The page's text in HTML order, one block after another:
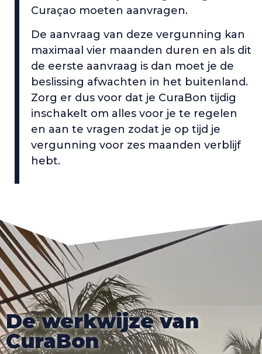
Curaçao moeten aanvragen.
De aanvraag van deze vergunning kan
maximaal vier maanden duren en als dit
de eerste aanvraag is dan moet je de
beslissing afwachten in het buitenland.
Zorg er dus voor dat je CuraBon tijdig
inschakelt om alles voor je te regelen
en aan te vragen zodat je op tijd je
vergunning voor zes maanden verblijf
hebt.
De werkwijze van
CuraBon